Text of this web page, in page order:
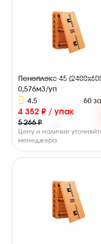
Пеноплэкс 45
0,576м3/уп
4.5
60
4 352 ₽ / упак
5 266 ₽
Цену и наличие
менеджера